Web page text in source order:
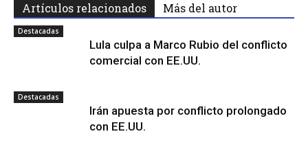
Artículos relacionados Más del autor
Destacadas
Lula culpa a Marco Rubio del conflicto
comercial con EE.UU.
Destacadas
Irán apuesta por conflicto prolongado
con EE.UU.